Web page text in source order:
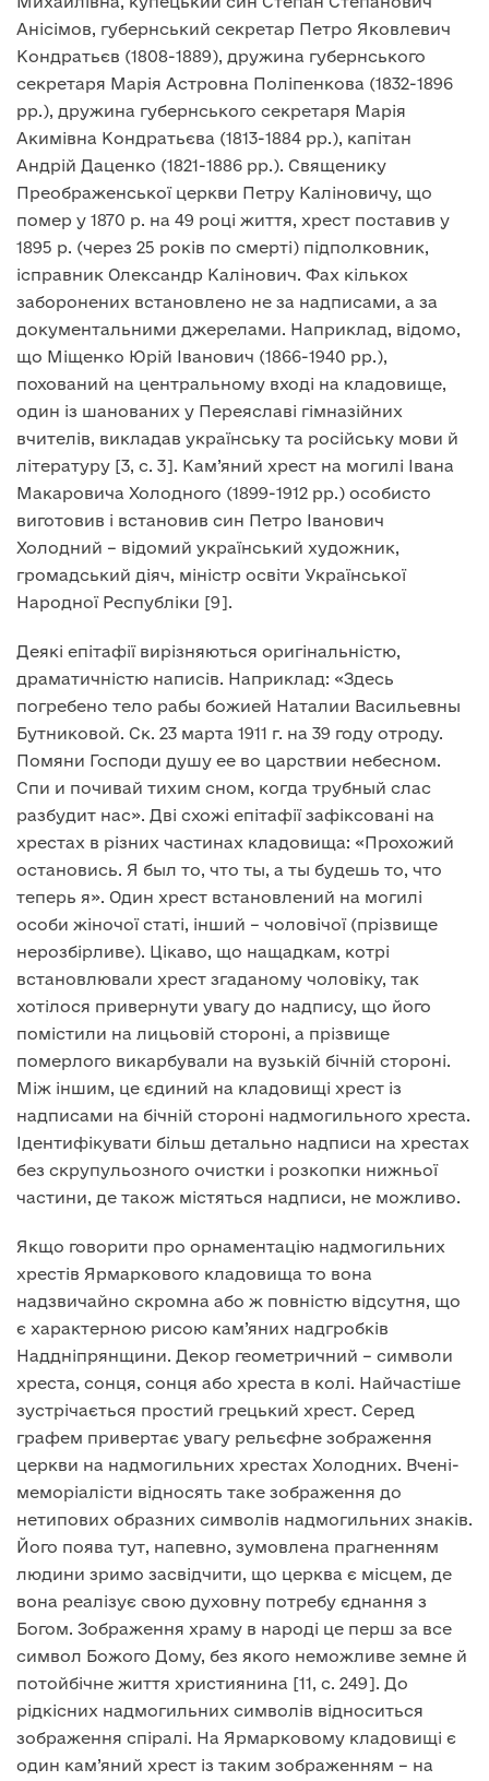
Анісімов, губернський секретар Петро Яковлевич
Кондратьєв (1808-1889), дружина губернського
секретаря Марія Астровна Поліпенкова (1832-1896
рр.), дружина губернського секретаря Марія
Акимівна Кондратьєва (1813-1884 рр.), капітан
Андрій Даценко (1821-1886 рр.). Священику
Преображенської церкви Петру Каліновичу, що
помер у 1870 р. на 49 році життя, хрест поставив у
1895 р. (через 25 років по смерті) підполковник,
ісправник Олександр Калінович. Фах кількох
заборонених встановлено не за надписами, а за
документальними джерелами. Наприклад, відомо,
що Міщенко Юрій Іванович (1866-1940 рр.),
похований на центральному вході на кладовище,
один із шанованих у Переяславі гімназійних
вчителів, викладав українську та російську мови й
літературу [3, с. 3]. Кам’яний хрест на могилі Івана
Макаровича Холодного (1899-1912 рр.) особисто
виготовив і встановив син Петро Іванович
Холодний – відомий український художник,
громадський діяч, міністр освіти Української
Народної Республіки [9].
Деякі епітафії вирізняються оригінальністю,
драматичністю написів. Наприклад: «Здесь
погребено тело рабы божией Наталии Васильевны
Бутниковой. Ск. 23 марта 1911 г. на 39 году отроду.
Помяни Господи душу ее во царствии небесном.
Спи и почивай тихим сном, когда трубный слас
разбудит нас». Дві схожі епітафії зафіксовані на
хрестах в різних частинах кладовища: «Прохожий
остановись. Я был то, что ты, а ты будешь то, что
теперь я». Один хрест встановлений на могилі
особи жіночої статі, інший – чоловічої (прізвище
нерозбірливе). Цікаво, що нащадкам, котрі
встановлювали хрест згаданому чоловіку, так
хотілося привернути увагу до надпису, що його
помістили на лицьовій стороні, а прізвище
померлого викарбували на вузькій бічній стороні.
Між іншим, це єдиний на кладовищі хрест із
надписами на бічній стороні надмогильного хреста.
Ідентифікувати більш детально надписи на хрестах
без скрупульозного очистки і розкопки нижньої
частини, де також містяться надписи, не можливо.
Якщо говорити про орнаментацію надмогильних
хрестів Ярмаркового кладовища то вона
надзвичайно скромна або ж повністю відсутня, що
є характерною рисою кам’яних надгробків
Наддніпрянщини. Декор геометричний – символи
хреста, сонця, сонця або хреста в колі. Найчастіше
зустрічається простий грецький хрест. Серед
графем привертає увагу рельєфне зображення
церкви на надмогильних хрестах Холодних. Вчені-
меморіалісти відносять таке зображення до
нетипових образних символів надмогильних знаків.
Його поява тут, напевно, зумовлена прагненням
людини зримо засвідчити, що церква є місцем, де
вона реалізує свою духовну потребу єднання з
Богом. Зображення храму в народі це перш за все
символ Божого Дому, без якого неможливе земне й
потойбічне життя християнина [11, с. 249]. До
рідкісних надмогильних символів відноситься
зображення спіралі. На Ярмарковому кладовищі є
один кам’яний хрест із таким зображенням – на